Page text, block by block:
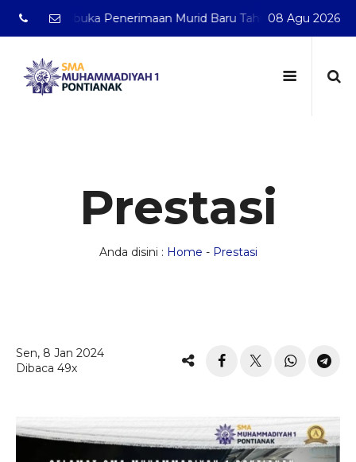
membuka Penerimaan Murid Baru Tahun Pelajaran 2026/
08 Agu 2026
Prestasi
Anda disini : Home - Prestasi
Sen, 8 Jan 2024
Dibaca 49x